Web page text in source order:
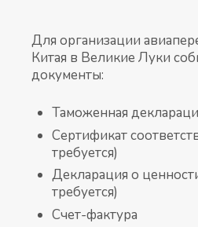
Для организации
Китая в Великие Луки
документы:
Таможенная
Сертификат
требуется)
Декларация о
требуется)
Счет-фактура